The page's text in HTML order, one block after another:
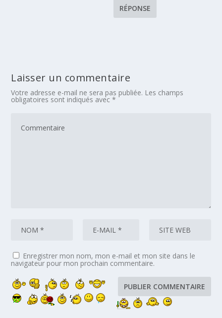
RÉPONSE
Laisser un commentaire
Votre adresse e-mail ne sera pas publiée. Les champs
obligatoires sont indiqués avec*
Enregistrer mon nom, mon e-mail et mon site dans le
navigateur pour mon prochain commentaire.